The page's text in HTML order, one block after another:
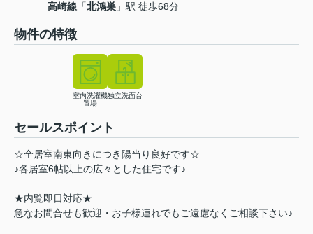
高崎線 「北鴻巣 」駅 徒歩68分
物件の特徴
室内洗濯機
置場
独立洗面台
セールスポイント
☆全居室南東向きにつき陽当り良好です☆
♪各居室6帖以上の広々とした住宅です♪
★内覧即日対応★
急なお問合せも歓迎・お子様連れでもご遠慮なくご相談下さい♪